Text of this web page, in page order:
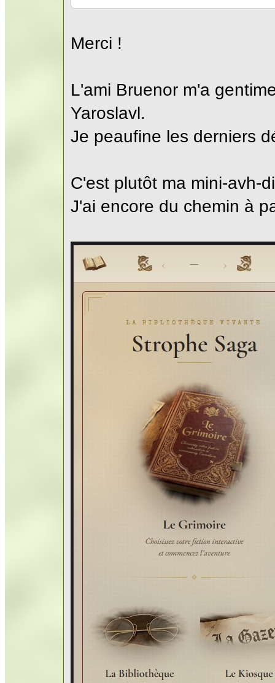
Merci !
L'ami Bruenor m'a
Yaroslavl.
Je peaufine les derniers
C'est plutôt ma mini-avh-
J'ai encore du chemin à